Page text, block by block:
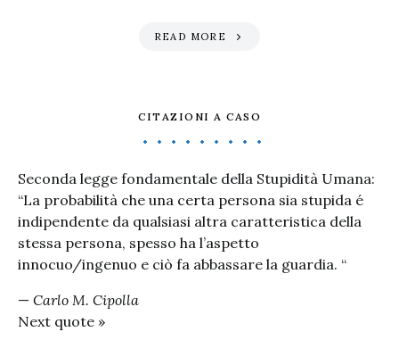
READ MORE
CITAZIONI A CASO
Seconda legge fondamentale della Stupidità Umana:
“La probabilità che una certa persona sia stupida é
indipendente da qualsiasi altra caratteristica della
stessa persona, spesso ha l’aspetto
innocuo/ingenuo e ciò fa abbassare la guardia. “
— Carlo M. Cipolla
Next quote »